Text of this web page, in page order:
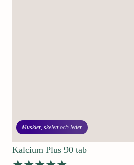
Muskler, skelett och leder
Kalcium Plus 90 tab